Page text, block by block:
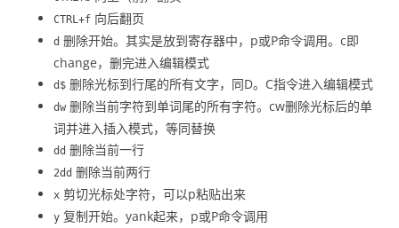
CTRL+f 向后翻页
d 删除开始。其实是放到寄存器中，p或P命令调用。c即
change，删完进入编辑模式
d$ 删除光标到行尾的所有文字，同D。C指令进入编辑模式
dw 删除当前字符到单词尾的所有字符。cw删除光标后的单
词并进入插入模式，等同替换
dd 删除当前一行
2dd 删除当前两行
x 剪切光标处字符，可以p粘贴出来
y 复制开始。yank起来，p或P命令调用